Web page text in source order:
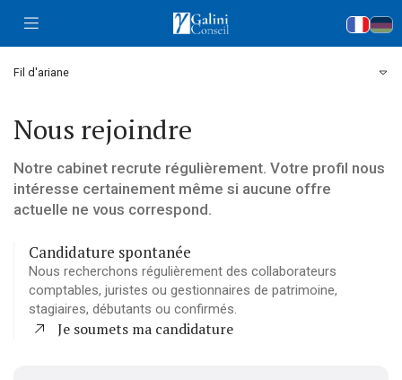
Accueil
Fil d'ariane
Nous rejoindre
Notre cabinet recrute régulièrement. Votre profil nous
intéresse certainement même si aucune offre
actuelle ne vous correspond.
Candidature spontanée
Nous recherchons régulièrement des collaborateurs
comptables, juristes ou gestionnaires de patrimoine,
stagiaires, débutants ou confirmés.
Envoyez-nous votre CV et quelques mots sur vous pour
Je soumets ma candidature